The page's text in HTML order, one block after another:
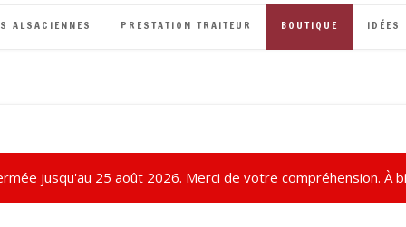
ALSACIENNES PRESTATION TRAITEUR BOUTIQUE IDÉES
jusqu'au 25 août 2026. Merci de votre compréhension. À